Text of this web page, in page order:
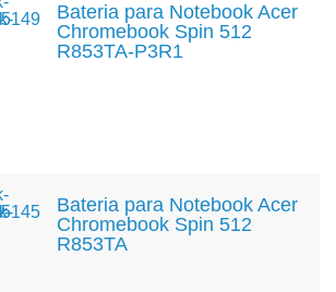
Bateria para Notebook Acer
Chromebook Spin 512
R853TA-P3R1
Bateria para Notebook Acer
Chromebook Spin 512
R853TA